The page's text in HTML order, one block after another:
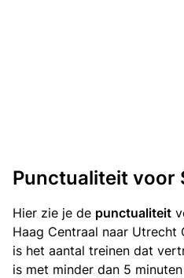
Punctualiteit voor
Hier zie je de punctualiteit
Haag Centraal naar Utrecht
is het aantal treinen dat
is met minder dan 5